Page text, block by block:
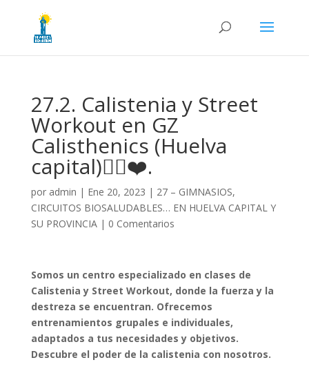
27.2. Calistenia y Street
Workout en GZ
Calisthenics (Huelva
capital)🏋️‍♂️❤️.
por admin | Ene 20, 2023 | 27 – GIMNASIOS,
CIRCUITOS BIOSALUDABLES… EN HUELVA CAPITAL Y
SU PROVINCIA| 0 Comentarios
Somos un centro especializado en clases de
Calistenia y Street Workout, donde la fuerza y la
destreza se encuentran. Ofrecemos
entrenamientos grupales e individuales,
adaptados a tus necesidades y objetivos.
Descubre el poder de la calistenia con nosotros.